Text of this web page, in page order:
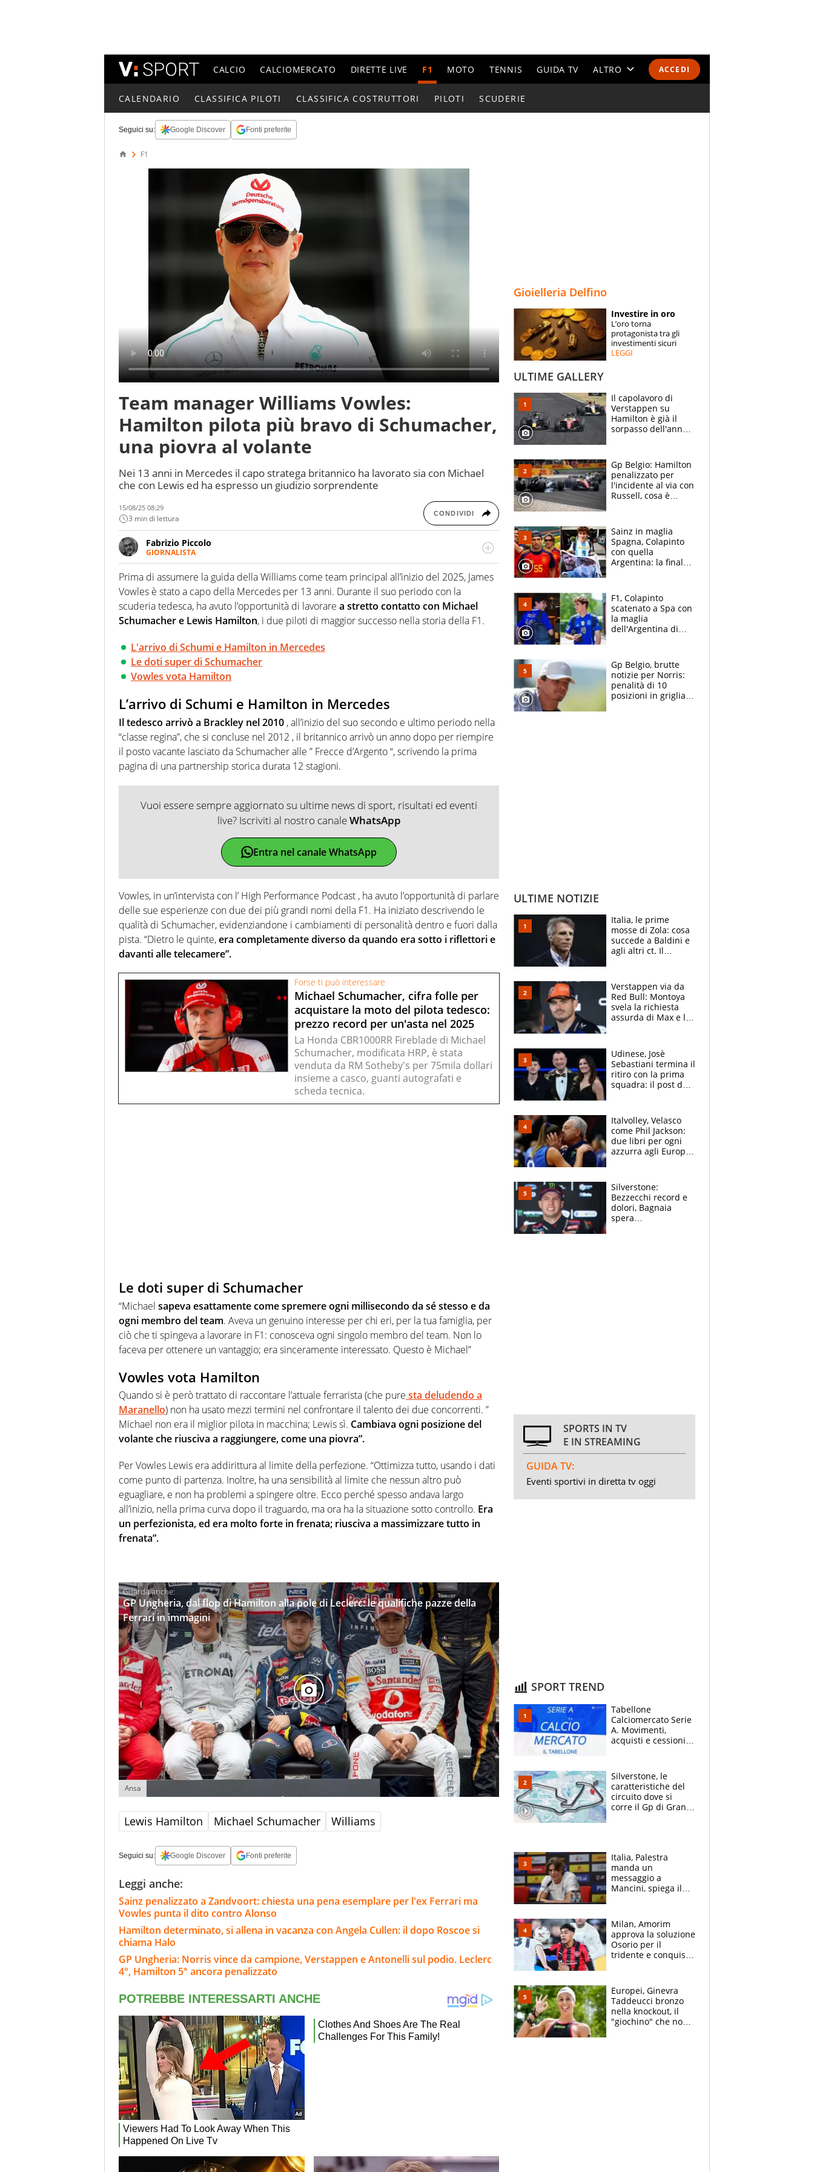
ACCEDI
CALCIO CALCIOMERCATO DIRETTE LIVE F1 MOTO TENNIS GUIDA TV ALTRO
ESPERTI
CONTATTI
CALENDARIO CLASSIFICA PILOTI CLASSIFICA COSTRUTTORI PILOTI SCUDERIE
Seguici su: Google Discover Fonti preferite
F1
Team manager Williams Vowles:
Hamilton pilota più bravo di Schumacher,
una piovra al volante
Nei 13 anni in Mercedes il capo stratega britannico ha lavorato sia con Michael
che con Lewis ed ha espresso un giudizio sorprendente
15/08/25 08:29
3 min di lettura CONDIVIDI
Fabrizio Piccolo
GIORNALISTA
Nella sua carriera ha seguito numerose manifestazioni sportive e collaborato con
agenzie e testate. Esperienza, competenza, conoscenza e memoria storica. Si occupa
prevalentemente di calcio
Prima di assumere la guida della Williams come team principal all’inizio del 2025, James
Vowles è stato a capo della Mercedes per 13 anni. Durante il suo periodo con la
scuderia tedesca, ha avuto l’opportunità di lavorare a stretto contatto con Michael
Schumacher e Lewis Hamilton, i due piloti di maggior successo nella storia della F1.
L'arrivo di Schumi e Hamilton in Mercedes
Le doti super di Schumacher
Vowles vota Hamilton
L’arrivo di Schumi e Hamilton in Mercedes
Il tedesco arrivò a Brackley nel 2010 , all’inizio del suo secondo e ultimo periodo nella
“classe regina”, che si concluse nel 2012 , il britannico arrivò un anno dopo per riempire
il posto vacante lasciato da Schumacher alle ” Frecce d’Argento “, scrivendo la prima
pagina di una partnership storica durata 12 stagioni.
Vuoi essere sempre aggiornato su ultime news di sport, risultati ed eventi
live? Iscriviti al nostro canaleWhatsApp
Entra nel canale WhatsApp
Vowles, in un’intervista con l’ High Performance Podcast , ha avuto l’opportunità di parlare
delle sue esperienze con due dei più grandi nomi della F1. Ha iniziato descrivendo le
qualità di Schumacher, evidenziandone i cambiamenti di personalità dentro e fuori dalla
pista. “Dietro le quinte,era completamente diverso da quando era sotto i riflettori e
davanti alle telecamere”.
Forse ti può interessare
Michael Schumacher, cifra folle per
acquistare la moto del pilota tedesco:
prezzo record per un'asta nel 2025
La Honda CBR1000RR Fireblade di Michael
Schumacher, modificata HRP, è stata
venduta da RM Sotheby's per 75mila dollari
insieme a casco, guanti autografati e
scheda tecnica.
Le doti super di Schumacher
“Michael sapeva esattamente come spremere ogni millisecondo da sé stesso e da
ogni membro del team. Aveva un genuino interesse per chi eri, per la tua famiglia, per
ciò che ti spingeva a lavorare in F1: conosceva ogni singolo membro del team. Non lo
faceva per ottenere un vantaggio; era sinceramente interessato. Questo è Michael”
Vowles vota Hamilton
Quando si è però trattato di raccontare l’attuale ferrarista (che pure sta deludendo a
Maranello) non ha usato mezzi termini nel confrontare il talento dei due concorrenti. ”
Michael non era il miglior pilota in macchina; Lewis sì. Cambiava ogni posizione del
volante che riusciva a raggiungere, come una piovra”.
Per Vowles Lewis era addirittura al limite della perfezione. “Ottimizza tutto, usando i dati
come punto di partenza. Inoltre, ha una sensibilità al limite che nessun altro può
eguagliare, e non ha problemi a spingere oltre. Ecco perché spesso andava largo
all’inizio, nella prima curva dopo il traguardo, ma ora ha la situazione sotto controllo. Era
un perfezionista, ed era molto forte in frenata; riusciva a massimizzare tutto in
frenata”.
GP Ungheria, dal flop di Hamilton alla pole di Leclerc: le qualifiche pazze della
Ferrari in immagini
Ansa
Lewis Hamilton Michael Schumacher Williams
Seguici su: Google Discover Fonti preferite
Leggi anche:
Sainz penalizzato a Zandvoort: chiesta una pena esemplare per l'ex Ferrari ma
Vowles punta il dito contro Alonso
Hamilton determinato, si allena in vacanza con Angela Cullen: il dopo Roscoe si
chiama Halo
GP Ungheria: Norris vince da campione, Verstappen e Antonelli sul podio. Leclerc
4°, Hamilton 5° ancora penalizzato
Gioielleria Delfino
Investire in oro
L’oro torna
protagonista tra gli
investimenti sicuri
LEGGI
ULTIME GALLERY
Il capolavoro di
Verstappen su
Hamilton è già il
sorpasso dell'anno:
2021
Gp Belgio: Hamilton
penalizzato per
l'incidente al via con
Russell, cosa è
Sainz in maglia
Spagna, Colapinto
con quella
Argentina: la finale
vede l'ora
F1, Colapinto
scatenato a Spa con
la maglia
dell'Argentina di
le parolacce"
Gp Belgio, brutte
notizie per Norris:
penalità di 10
posizioni in griglia,
ULTIME NOTIZIE
Italia, le prime
mosse di Zola: cosa
succede a Baldini e
agli altri ct. Il
azzurri
Verstappen via da
Red Bull: Montoya
svela la richiesta
assurda di Max e lo
McLaren siano
meglio?”
Udinese, Josè
Sebastiani termina il
ritiro con la prima
squadra: il post del
sfondo
Italvolley, Velasco
come Phil Jackson:
due libri per ogni
azzurra agli Europei.
Silverstone:
Bezzecchi record e
dolori, Bagnaia
spera
SPORTS IN TV
E IN STREAMING
GUIDA TV:
Eventi sportivi in diretta tv oggi
SPORT TREND
Tabellone
Calciomercato Serie
A. Movimenti,
acquisti e cessioni:
Silverstone, le
caratteristiche del
circuito dove si
corre il Gp di Gran
Italia, Palestra
manda un
messaggio a
Mancini, spiega il
l'alleanza con
Donnarumma
Milan, Amorim
approva la soluzione
Osorio per il
tridente e conquista
Allegri
Europei, Ginevra
Taddeucci bronzo
nella knockout, il
"giochino" che non